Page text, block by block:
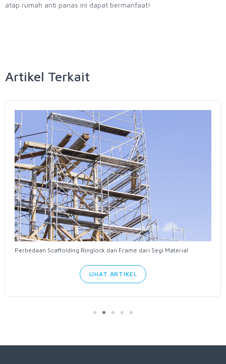
atap rumah anti panas ini dapat bermanfaat!
Artikel Terkait
Perbedaan Scaffolding Ringlock dan Frame dari Segi Material
LIHAT ARTIKEL